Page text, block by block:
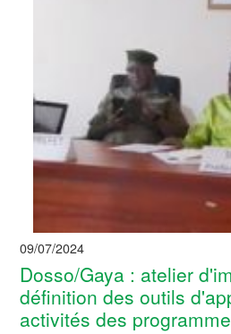
09/07/2024
Dosso/Gaya : atelier
définition des outils
activités des